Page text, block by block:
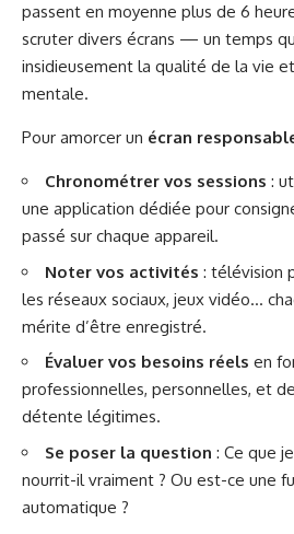
passent en moyenne plus de 6
scruter divers écrans — un temps
insidieusement la qualité de la vie
mentale.
Pour amorcer un écran
Chronométrer vos sessions :
une application dédiée pour
passé sur chaque appareil.
Noter vos activités : télévision
les réseaux sociaux, jeux vidéo…
mérite d’être enregistré.
Évaluer vos besoins réels en
professionnelles, personnelles, et
détente légitimes.
Se poser la question : Ce que
nourrit-il vraiment ? Ou est-ce une
automatique ?